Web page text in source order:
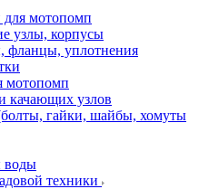
для мотопомп
узлы, корпусы
фланцы, уплотнения
мотопомп
качающих узлов
гайки, шайбы, хомуты
воды
техники